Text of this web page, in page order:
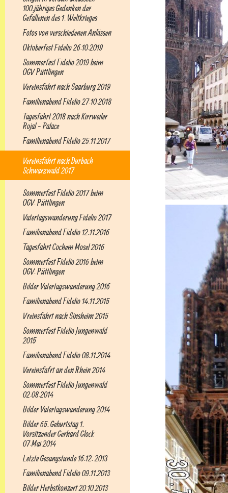
100.jähriges Gedenken der
Gefallenen des 1. Weltkrieges
Fotos von verschiedenen Anlässen
Oktoberfest Fidelio 26.10.2019
Sommerfest Fidelio 2019 beim
OGV Püttlingen
Vereinsfahrt nach Saarburg 2019
Familienabend Fidelio 27.10.2018
Tagesfahrt 2018 nach Kirrweiler
Rojal - Palace
Familienabend Fidelio 25.11.2017
Vereinsfahrt nach Durbach
Schwarzwald 2017
Sommerfest Fidelio 2017 beim
OGV. Püttlingen
Vatertagswanderung Fidelio 2017
Familienabend Fidelio 12.11.2016
Tagesfahrt Cochem Mosel 2016
Sommerfest Fidelio 2016 beim
OGV. Püttlingen
Bilder Vatertagswanderung 2016
Familienabend Fidelio 14.11.2015
Vreinsfahrt nach Sinsheim 2015
Sommerfest Fidelio Jungenwald
2015
Familienabend Fidelio 08.11.2014
Vereinsfafrt an den Rhein 2014
Sommerfest Fidelio Jungenwald
02.08.2014
Bilder Vatertagswanderung 2014
Bilder 65. Geburtstag 1.
Vorsitzender Gerhard Glock
07.Mai 2014
Letzte Gesangstunde 16.12. 2013
Familienabend Fidelio 09.11.2013
Bilder Herbstkonzert 20.10.2013